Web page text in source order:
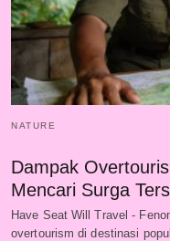
NATURE
Dampak
Mencari Surga
Have Seat Will Travel -
overtourism di destinasi